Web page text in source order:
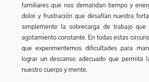
h
a
s
t
familiares que nos demandan tiempo y
dolor y frustración que desafían nuestra
simplemente la sobrecarga de trabajo
agotamiento constante. En todas estas
que experimentemos dificultades para
lograr un descanso adecuado que permita
nuestro cuerpo y mente.